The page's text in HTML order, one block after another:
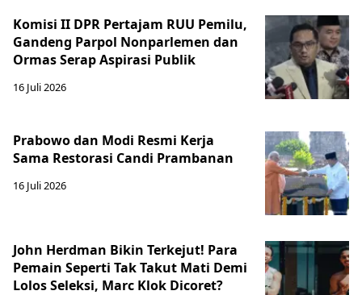
Komisi II DPR Pertajam RUU Pemilu,
Gandeng Parpol Nonparlemen dan
Ormas Serap Aspirasi Publik
16 Juli 2026
Prabowo dan Modi Resmi Kerja
Sama Restorasi Candi Prambanan
16 Juli 2026
John Herdman Bikin Terkejut! Para
Pemain Seperti Tak Takut Mati Demi
Lolos Seleksi, Marc Klok Dicoret?